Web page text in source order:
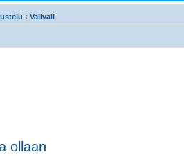
‹ Valivali
ollaan